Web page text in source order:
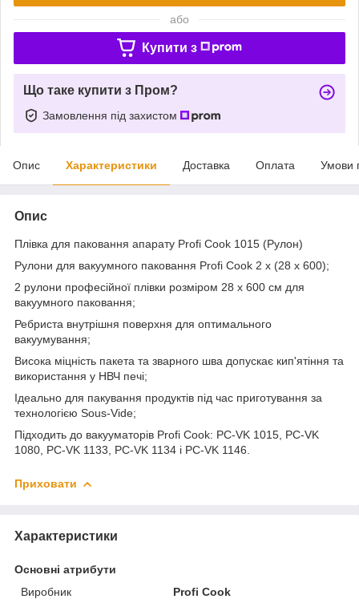
або
Купити з
Що таке купити з Пром?
Замовлення під захистом
Опис Характеристики Доставка Оплата Умови
Опис
Плівка для паковання апарату Profi Cook 1015 (Рулон)
Рулони для вакуумного паковання Profi Cook 2 x (28 x 600);
2 рулони професійної плівки розміром 28 x 600 см для
вакуумного паковання;
Ребриста внутрішня поверхня для оптимального
вакуумування;
Висока міцність пакета та зварного шва допускає кип'ятіння та
використання у НВЧ печі;
Ідеально для пакування продуктів під час приготування за
технологією Sous-Vide;
Підходить до вакууматорів Profi Cook: PC-VK 1015, PC-VK
1080, PC-VK 1133, PC-VK 1134 і PC-VK 1146.
Приховати
Характеристики
Основні атрибути
Виробник
Profi Cook